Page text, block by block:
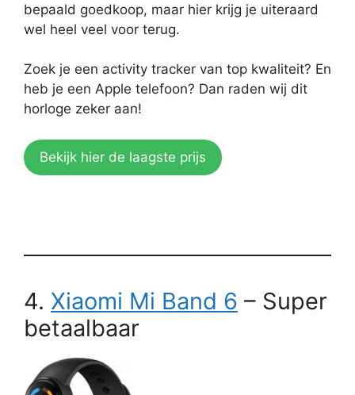
bepaald goedkoop, maar hier krijg je uiteraard
wel heel veel voor terug.
Zoek je een activity tracker van top kwaliteit? En
heb je een Apple telefoon? Dan raden wij dit
horloge zeker aan!
Bekijk hier de laagste prijs
4. Xiaomi Mi Band 6 – Super
betaalbaar